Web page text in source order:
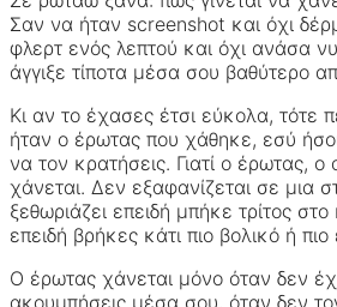
Σαν να ήταν screenshot και όχι
φλερτ ενός λεπτού και όχι ανάσα
άγγιξε τίποτα μέσα σου βαθύτερο
Κι αν το έχασες έτσι εύκολα, τότε
ήταν ο έρωτας που χάθηκε, εσύ
να τον κρατήσεις. Γιατί ο έρωτας, ο
χάνεται. Δεν εξαφανίζεται σε μια
ξεθωριάζει επειδή μπήκε τρίτος
επειδή βρήκες κάτι πιο βολικό ή
Ο έρωτας χάνεται μόνο όταν δεν
ακουμπήσεις μέσα σου, όταν δεν